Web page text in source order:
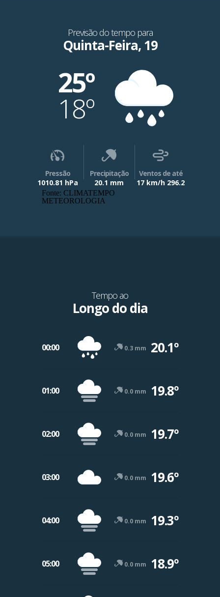
Previsão do tempo para
Quinta-Feira, 19
25º
18º
Pressão
1010.81 hPa
Precipitação
20.1 mm
Ventos de até
17 km/h 296.2
Fonte: CLIMATEMPO
METEOROLOGIA
Tempo ao
Longo do dia
00:00 0.3 mm 20.1º
01:00 0.0 mm 19.8º
02:00 0.0 mm 19.7º
03:00 0.0 mm 19.6º
04:00 0.0 mm 19.3º
05:00 0.0 mm 18.9º